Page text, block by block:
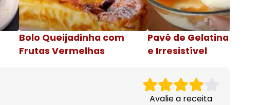
Bolo Queijadinha com
Frutas Vermelhas
Pavê de Gelatina Cremosa
e Irresistível
Avalie a receita